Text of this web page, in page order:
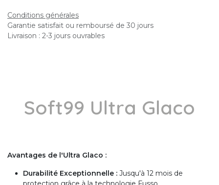
Conditions générales
Garantie satisfait ou remboursé de 30 jours
Livraison : 2-3 jours ouvrables
Soft99 Ultra Glaco
Avantages de l'Ultra Glaco :
Durabilité Exceptionnelle : Jusqu'à 12 mois de